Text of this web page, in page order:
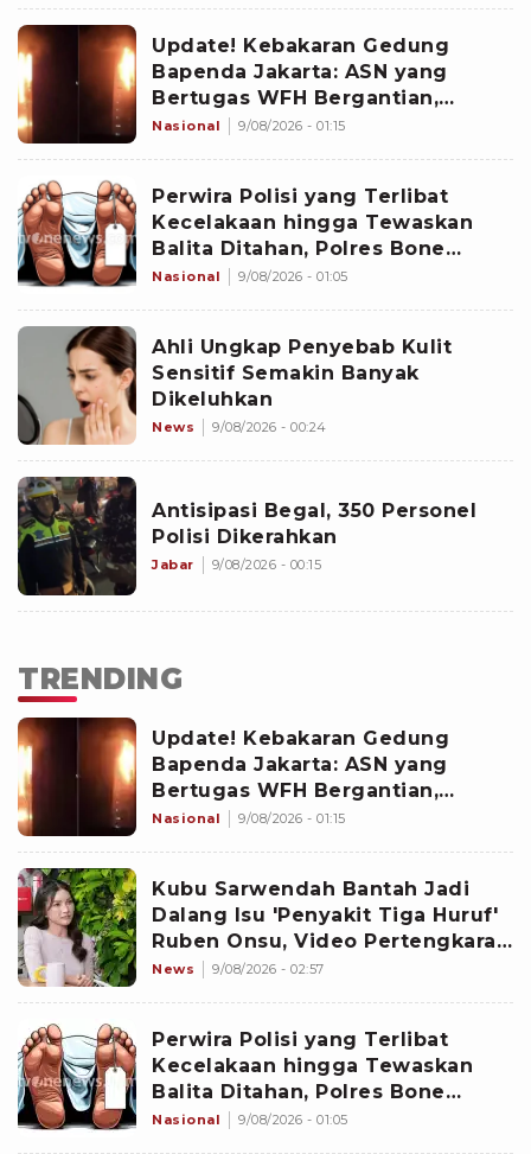
Update! Kebakaran Gedung
Bapenda Jakarta: ASN yang
Bertugas WFH Bergantian,
Pramono Pastikan Layanan Tetap
Nasional 9/08/2026 - 01:15
Perwira Polisi yang Terlibat
Kecelakaan hingga Tewaskan
Balita Ditahan, Polres Bone
Dalami Dugaan Rem Blong
Nasional 9/08/2026 - 01:05
Ahli Ungkap Penyebab Kulit
Sensitif Semakin Banyak
Dikeluhkan
News 9/08/2026 - 00:24
Antisipasi Begal, 350 Personel
Polisi Dikerahkan
Jabar 9/08/2026 - 00:15
TRENDING
Update! Kebakaran Gedung
Bapenda Jakarta: ASN yang
Bertugas WFH Bergantian,
Pramono Pastikan Layanan Tetap
Nasional 9/08/2026 - 01:15
Kubu Sarwendah Bantah Jadi
Dalang Isu 'Penyakit Tiga Huruf'
Ruben Onsu, Video Pertengkaran
Ikut Disorot
News 9/08/2026 - 02:57
Perwira Polisi yang Terlibat
Kecelakaan hingga Tewaskan
Balita Ditahan, Polres Bone
Dalami Dugaan Rem Blong
Nasional 9/08/2026 - 01:05